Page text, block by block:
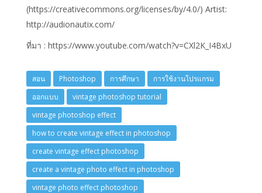
(https://creativecommons.org/licenses/by/4.0/) Artist:
http://audionautix.com/
ที่มา : https://www.youtube.com/watch?v=CXl2K_I4BxU
สอน Photoshop การศึกษา
การใช้งานโปรแกรม
ออกแบบ
vintage photoshop tutorial
vintage photoshop effect
how to create vintage effect in photoshop
create vintage effect photoshop
create a vintage photo effect in photoshop
vintage photo effect photoshop